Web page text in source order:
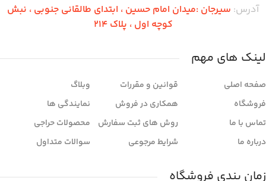
آدرس: سیرجان :میدان امام حسین ، ابتدای طالقانی جنوبی ، نبش
کوچه اول ، پلاک 214
لینک های مهم
صفحه اصلی
فروشگاه
تماس با ما
درباره ما
قوانین و مقررات
همکاری در فروش
روش های ثبت سفارش
شرایط مرجوعی
وبلاگ
نمایندگی ها
محصولات حراجی
سوالات متداول
زمان بندی فروشگاه